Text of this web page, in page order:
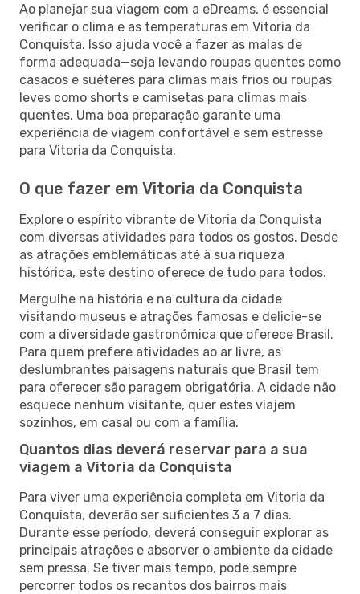
Ao planejar sua viagem com a eDreams, é essencial
verificar o clima e as temperaturas em Vitoria da
Conquista. Isso ajuda você a fazer as malas de
forma adequada—seja levando roupas quentes como
casacos e suéteres para climas mais frios ou roupas
leves como shorts e camisetas para climas mais
quentes. Uma boa preparação garante uma
experiência de viagem confortável e sem estresse
para Vitoria da Conquista.
O que fazer em Vitoria da Conquista
Explore o espírito vibrante de Vitoria da Conquista
com diversas atividades para todos os gostos. Desde
as atrações emblemáticas até à sua riqueza
histórica, este destino oferece de tudo para todos.
Mergulhe na história e na cultura da cidade
visitando museus e atrações famosas e delicie-se
com a diversidade gastronómica que oferece Brasil.
Para quem prefere atividades ao ar livre, as
deslumbrantes paisagens naturais que Brasil tem
para oferecer são paragem obrigatória. A cidade não
esquece nenhum visitante, quer estes viajem
sozinhos, em casal ou com a família.
Quantos dias deverá reservar para a sua
viagem a Vitoria da Conquista
Para viver uma experiência completa em Vitoria da
Conquista, deverão ser suficientes 3 a 7 dias.
Durante esse período, deverá conseguir explorar as
principais atrações e absorver o ambiente da cidade
sem pressa. Se tiver mais tempo, pode sempre
percorrer todos os recantos dos bairros mais